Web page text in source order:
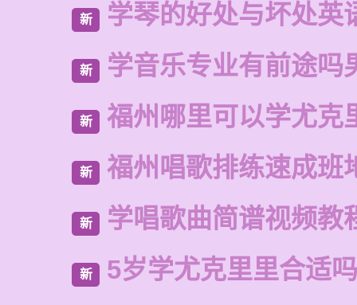
新 学琴的好处与坏处英
新 学音乐专业有前途吗
新 福州哪里可以学尤克
新 福州唱歌排练速成班
新 学唱歌曲简谱视频教
新 5岁学尤克里里合适